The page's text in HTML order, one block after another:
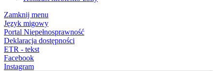
Zamknij menu
Język migowy
Portal Niepełnosprawność
Deklaracja dostępności
ETR - tekst
Facebook
Instagram